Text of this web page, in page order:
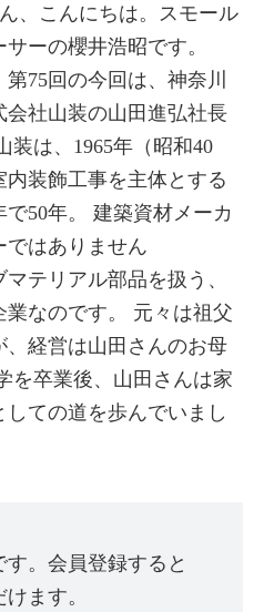
、こんにちは。スモール
ーの櫻井浩昭です。
75回の今回は、神奈川
社山装の山田進弘社長
装は、1965年（昭和40
装飾工事を主体とする
50年。 建築資材メーカ
ではありません
テリアル部品を扱う、
なのです。 元々は祖父
、経営は山田さんのお母
を卒業後、山田さんは家
ての道を歩んでいまし
。会員登録すると
ます。